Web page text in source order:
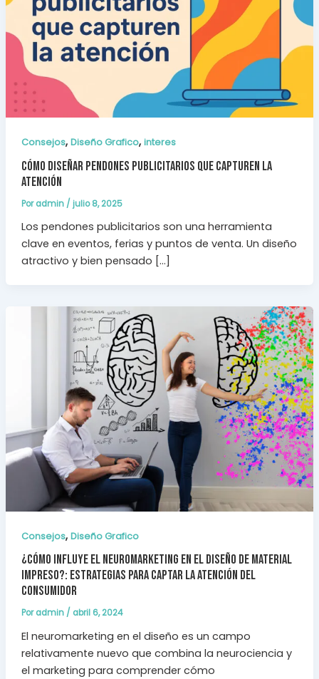
Consejos, Diseño Grafico, interes
Cómo diseñar pendones publicitarios que capturen la
atención
Poradmin / julio 8, 2025
Los pendones publicitarios son una herramienta
clave en eventos, ferias y puntos de venta. Un diseño
atractivo y bien pensado […]
Consejos, Diseño Grafico
¿Cómo influye el Neuromarketing en el Diseño de Material
Impreso?: Estrategias para Captar la Atención del
Consumidor
Poradmin / abril 6, 2024
El neuromarketing en el diseño es un campo
relativamente nuevo que combina la neurociencia y
el marketing para comprender cómo